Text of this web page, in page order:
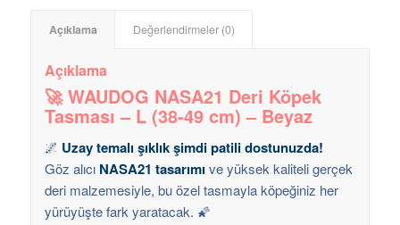
Açıklama Değerlendirmeler (0)
Açıklama
🚀 WAUDOG NASA21 Deri Köpek
Tasması – L (38-49 cm) – Beyaz
🌌 Uzay temalı şıklık şimdi patili dostunuzda!
Göz alıcı NASA21 tasarımı ve yüksek kaliteli gerçek
deri malzemesiyle, bu özel tasmayla köpeğiniz her
yürüyüşte fark yaratacak. 🌠